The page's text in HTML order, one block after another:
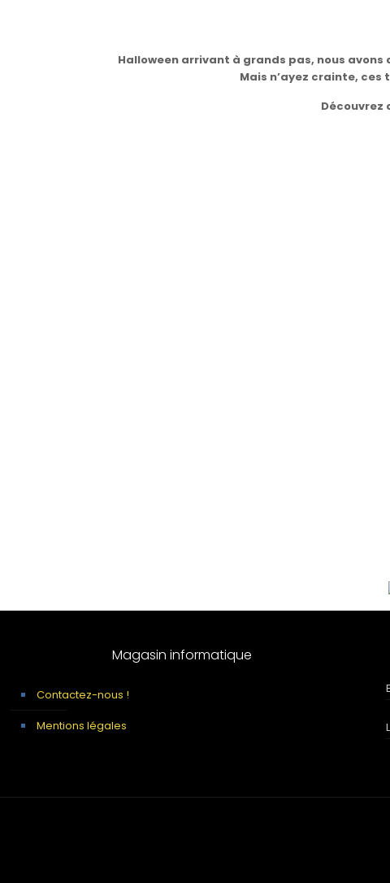
Halloween arrivant à grands pas, nous
Mais n’ayez crainte,
Découvrez
Magasin informatique
Contactez-nous !
Mentions légales